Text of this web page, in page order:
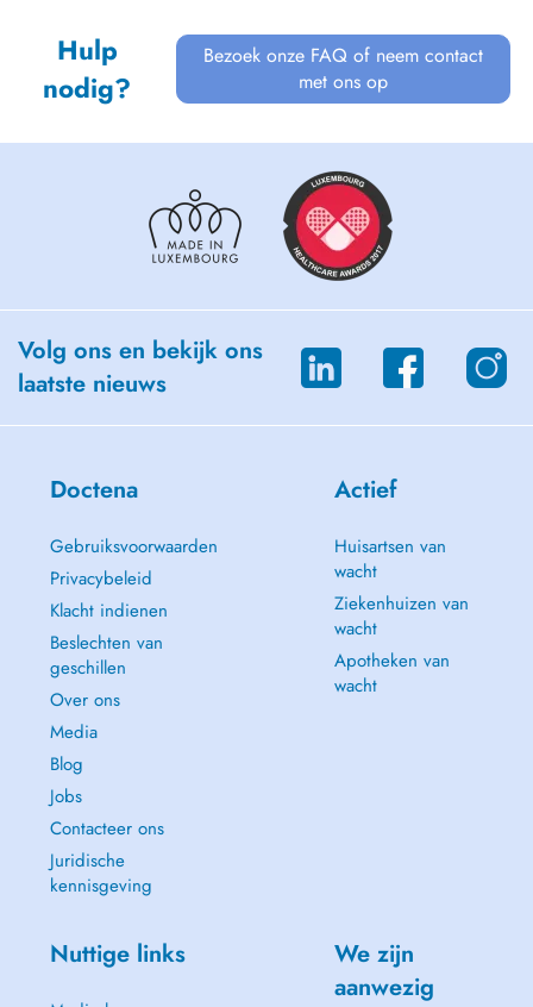
Hulp
nodig?
Bezoek onze FAQ of neem contact
met ons op
Volg ons en bekijk ons
laatste nieuws
Doctena
Gebruiksvoorwaarden
Privacybeleid
Klacht indienen
Beslechten van
geschillen
Over ons
Media
Blog
Jobs
Contacteer ons
Juridische
kennisgeving
Actief
Huisartsen van
wacht
Ziekenhuizen van
wacht
Apotheken van
wacht
Nuttige links
We zijn
aanwezig